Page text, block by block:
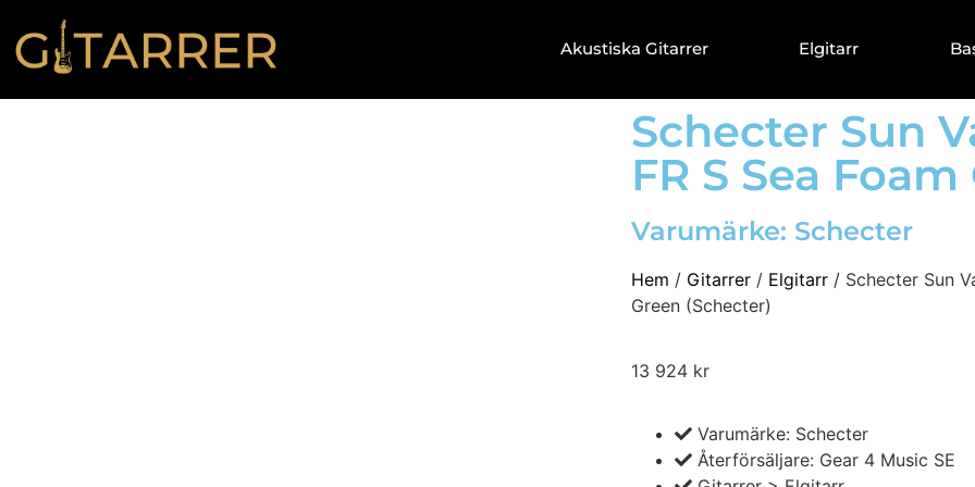
Akustiska Gitarrer Elgitarr
Schecter Sun
FR S Sea
Varumärke: Schecter
Hem / Gitarrer / Elgitarr / Schecter Sun
Green (Schecter)
13 924 kr
Varumärke: Schecter
Återförsäljare: Gear 4 Music SE